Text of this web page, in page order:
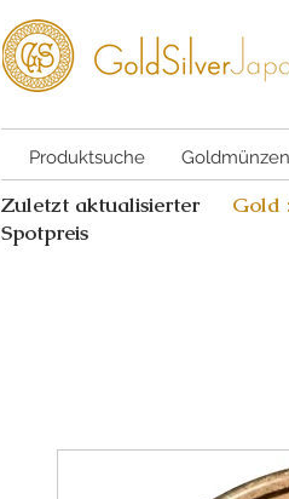
Produktsuche Goldmünzen
Zuletzt aktualisierter
Spotpreis
Gold